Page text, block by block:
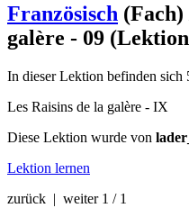
Französisch (Fach)
galère - 09
In dieser Lektion befinden sich
Les Raisins de la galère - IX
Diese Lektion wurde von
Lektion lernen
zurück | weiter 1 / 1